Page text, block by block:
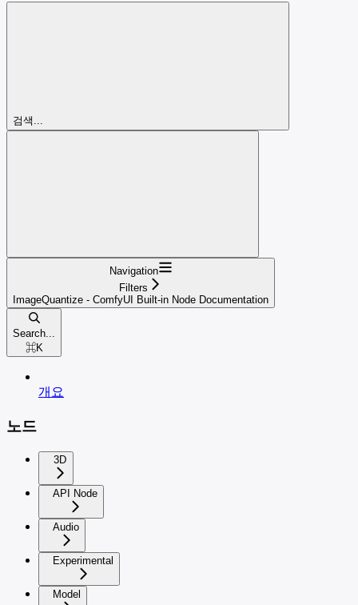
검색...
Navigation
Filters
ImageQuantize - ComfyUI Built-in Node Documentation
Search...
⌘K
개요
노드
3D
API Node
Audio
Experimental
Model